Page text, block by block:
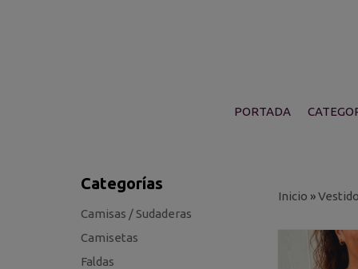
PORTADA
Categorías
Camisas / Sudaderas
Camisetas
Faldas
Inicio »